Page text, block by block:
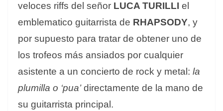
veloces riffs del señor LUCA TURILLI el
emblematico guitarrista de RHAPSODY, y
por supuesto para tratar de obtener uno de
los trofeos más ansiados por cualquier
asistente a un concierto de rock y metal: la
plumilla o ‘pua’directamente de la mano de
su guitarrista principal.